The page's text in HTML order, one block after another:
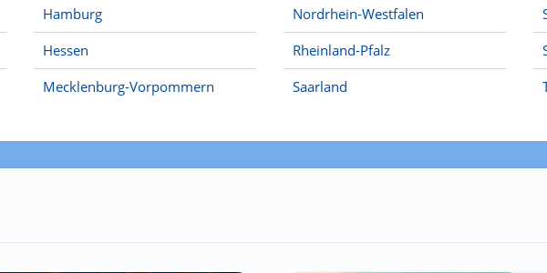
Hamburg
Hessen
Mecklenburg-Vorpommern
Nordrhein-Westfalen
Rheinland-Pfalz
Saarland